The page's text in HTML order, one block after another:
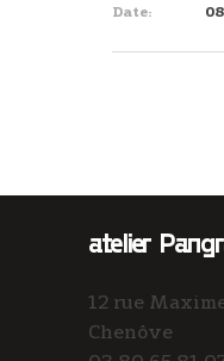
Date:
atelier
12 rue
Chenôve